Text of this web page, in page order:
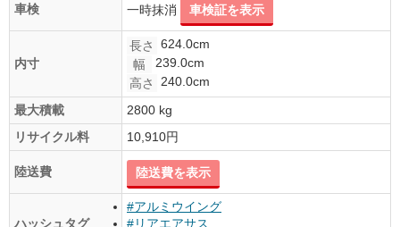
車検 一時抹消 車検証を表示
内寸
長さ
624.0cm
幅
239.0cm
高さ
240.0cm
最大積載
2800 kg
リサイクル料
10,910円
陸送費 陸送費を表示
ハッシュタグ
#アルミウイング
#リアエアサス